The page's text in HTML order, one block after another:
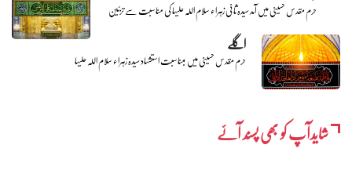
حرم مقدس حسینی میں آمد سیدہ ثانی زہراء سلام اللہ علیہا کی مناسبت سے تزئین
اگلے
حرم مقدس حسینی میں بمناسبت استشہاد سیدہ زہراء سلام اللہ علیہا
شایدآپ کو بھی پسند آئے